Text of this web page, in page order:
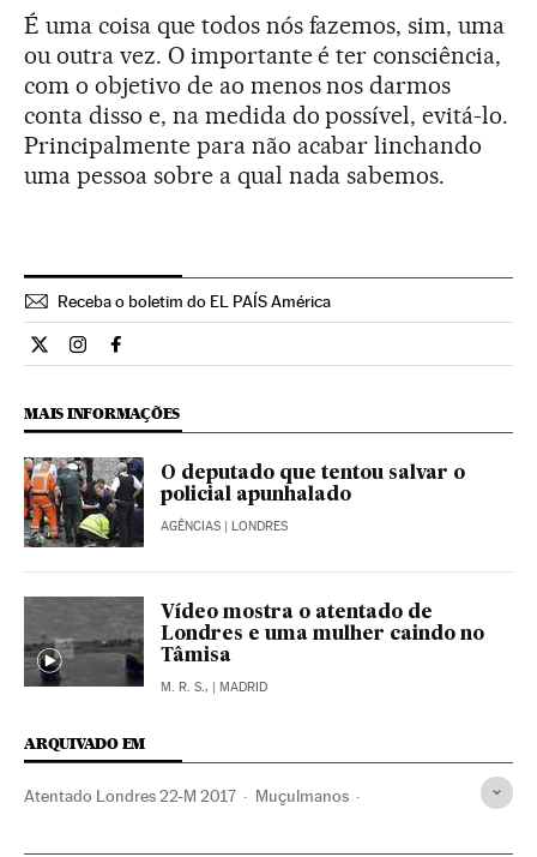
É uma coisa que todos nós fazemos, sim, uma
ou outra vez. O importante é ter consciência,
com o objetivo de ao menos nos darmos
conta disso e, na medida do possível, evitá-lo.
Principalmente para não acabar linchando
uma pessoa sobre a qual nada sabemos.
Receba o boletim do EL PAÍS América
Internacional El País Brasil en Twitter
Internacional El País Brasil en Instagram
Internacional El País Brasil en Facebook
MAIS INFORMAÇÕES
O deputado que tentou salvar o
policial apunhalado
AGÊNCIAS | LONDRES
Vídeo mostra o atentado de
Londres e uma mulher caindo no
Tâmisa
M. R. S., | MADRID
ARQUIVADO EM
Atentado Londres 22-M 2017 Muçulmanos